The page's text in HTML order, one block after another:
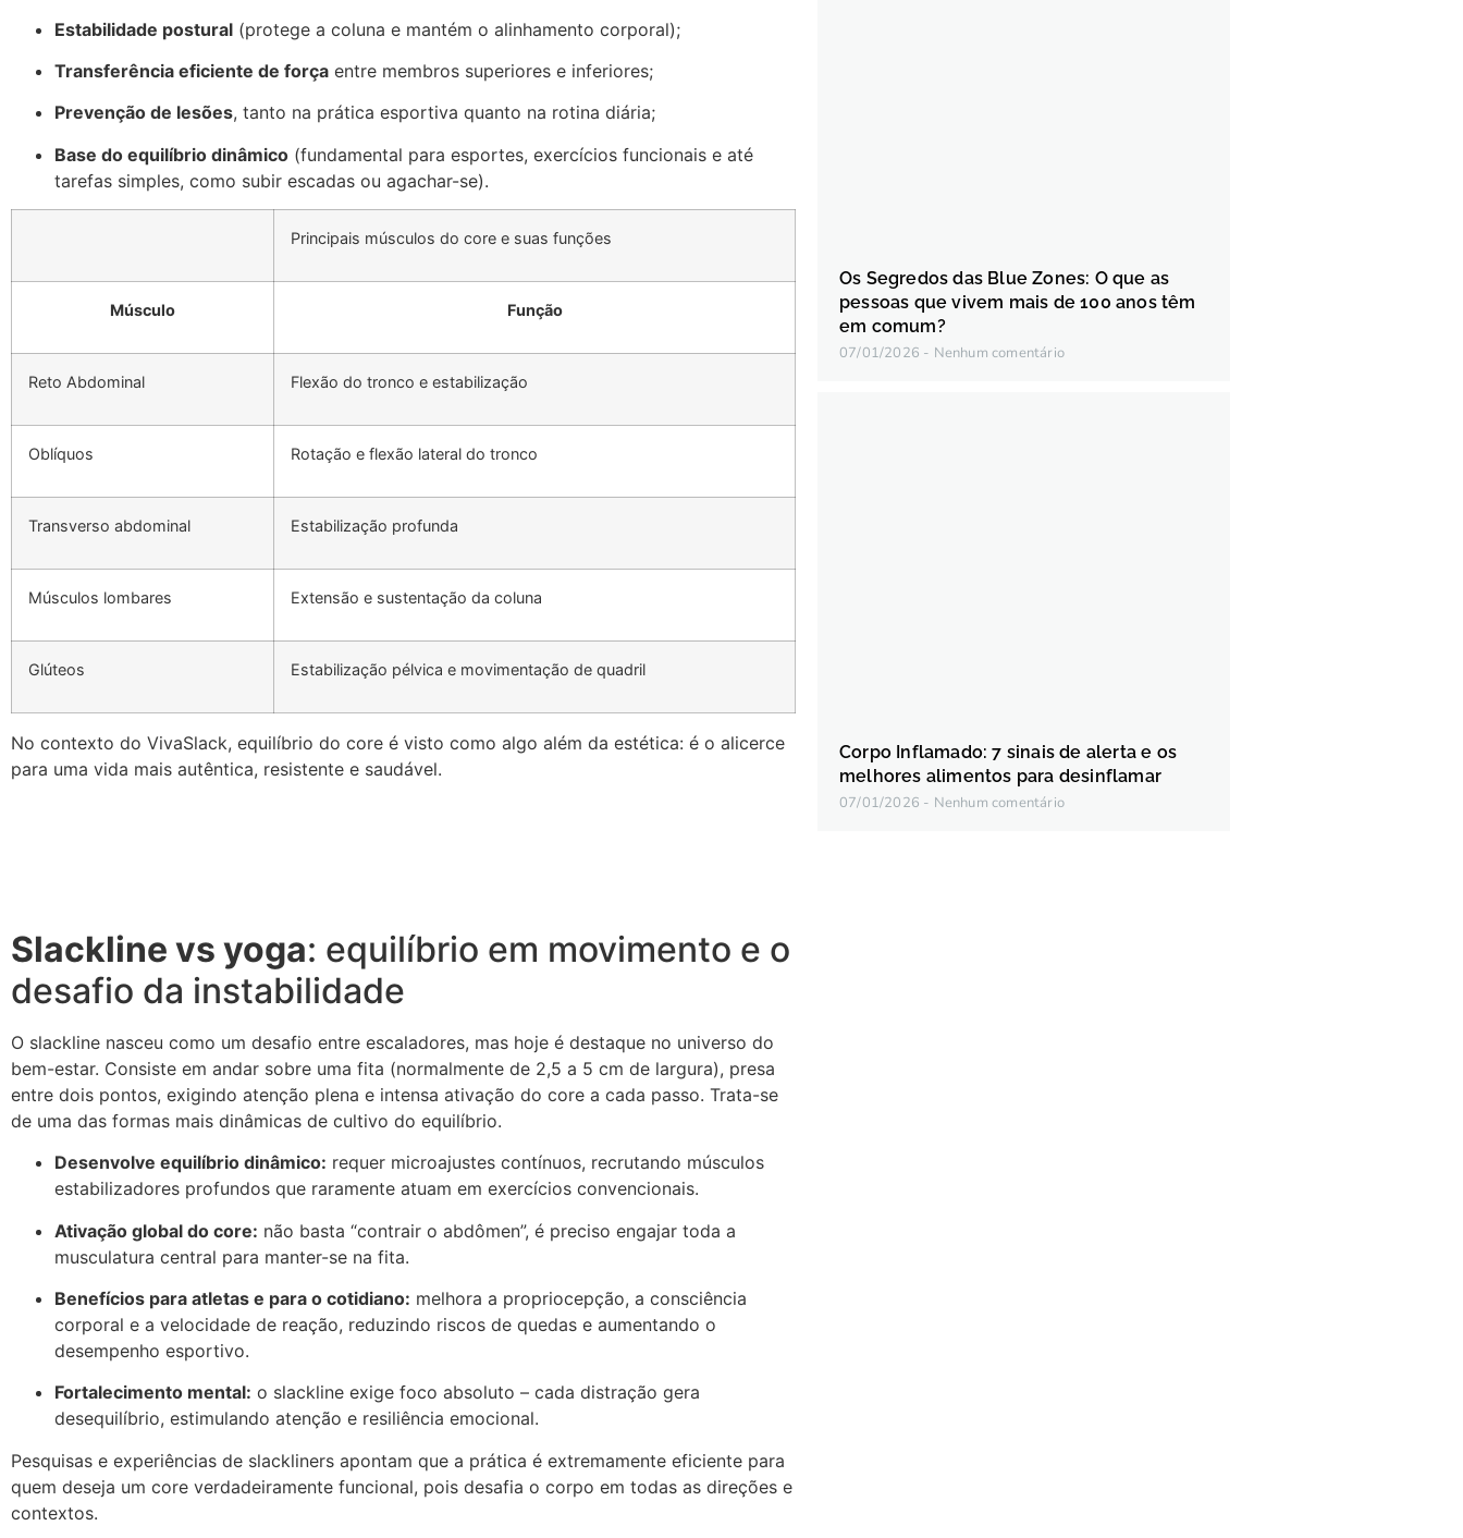
Estabilidade postural (protege a coluna e mantém o alinhamento corporal);
Transferência eficiente de força entre membros superiores e inferiores;
Prevenção de lesões, tanto na prática esportiva quanto na rotina diária;
Base do equilíbrio dinâmico (fundamental para esportes, exercícios funcionais e até
tarefas simples, como subir escadas ou agachar-se).
Principais músculos do core e suas funções
Músculo Função
Reto Abdominal Flexão do tronco e estabilização
Oblíquos Rotação e flexão lateral do tronco
Transverso abdominal Estabilização profunda
Músculos lombares Extensão e sustentação da coluna
Glúteos Estabilização pélvica e movimentação de quadril
No contexto do VivaSlack, equilíbrio do core é visto como algo além da estética: é o alicerce
para uma vida mais autêntica, resistente e saudável.
Slackline vs yoga: equilíbrio em movimento e o
desafio da instabilidade
O slackline nasceu como um desafio entre escaladores, mas hoje é destaque no universo do
bem-estar. Consiste em andar sobre uma fita (normalmente de 2,5 a 5 cm de largura), presa
entre dois pontos, exigindo atenção plena e intensa ativação do core a cada passo. Trata-se
de uma das formas mais dinâmicas de cultivo do equilíbrio.
Desenvolve equilíbrio dinâmico: requer microajustes contínuos, recrutando músculos
estabilizadores profundos que raramente atuam em exercícios convencionais.
Ativação global do core: não basta “contrair o abdômen”, é preciso engajar toda a
musculatura central para manter-se na fita.
Benefícios para atletas e para o cotidiano: melhora a propriocepção, a consciência
corporal e a velocidade de reação, reduzindo riscos de quedas e aumentando o
desempenho esportivo.
Fortalecimento mental: o slackline exige foco absoluto – cada distração gera
desequilíbrio, estimulando atenção e resiliência emocional.
Pesquisas e experiências de slackliners apontam que a prática é extremamente eficiente para
quem deseja um core verdadeiramente funcional, pois desafia o corpo em todas as direções e
contextos.
Os Segredos das Blue Zones: O que as
pessoas que vivem mais de 100 anos têm
em comum?
07/01/2026 Nenhum comentário
Corpo Inflamado: 7 sinais de alerta e os
melhores alimentos para desinflamar
07/01/2026 Nenhum comentário